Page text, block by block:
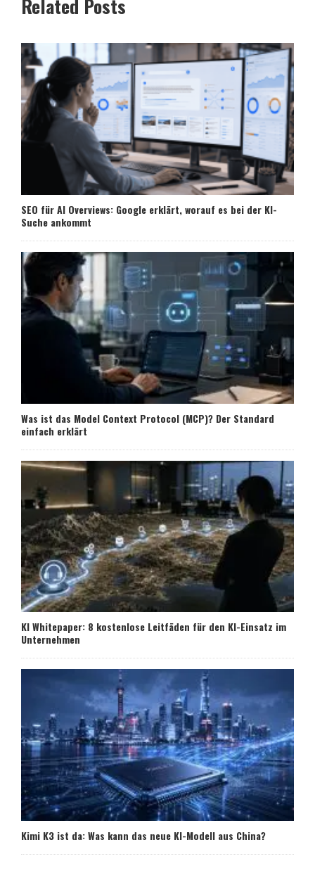
Related Posts
SEO für AI Overviews: Google erklärt, worauf es bei der KI-
Suche ankommt
Was ist das Model Context Protocol (MCP)? Der Standard
einfach erklärt
KI Whitepaper: 8 kostenlose Leitfäden für den KI-Einsatz im
Unternehmen
Kimi K3 ist da: Was kann das neue KI-Modell aus China?